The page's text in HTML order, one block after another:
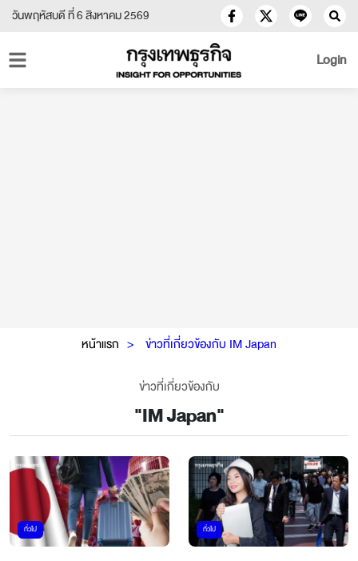
วันพฤหัสบดี ที่ 6 สิงหาคม 2569
Login
หน้าแรก ข่าวที่เกี่ยวข้องกับ IM Japan
ข่าวที่เกี่ยวข้องกับ
"IM Japan"
ทั่วไป ทั่วไป